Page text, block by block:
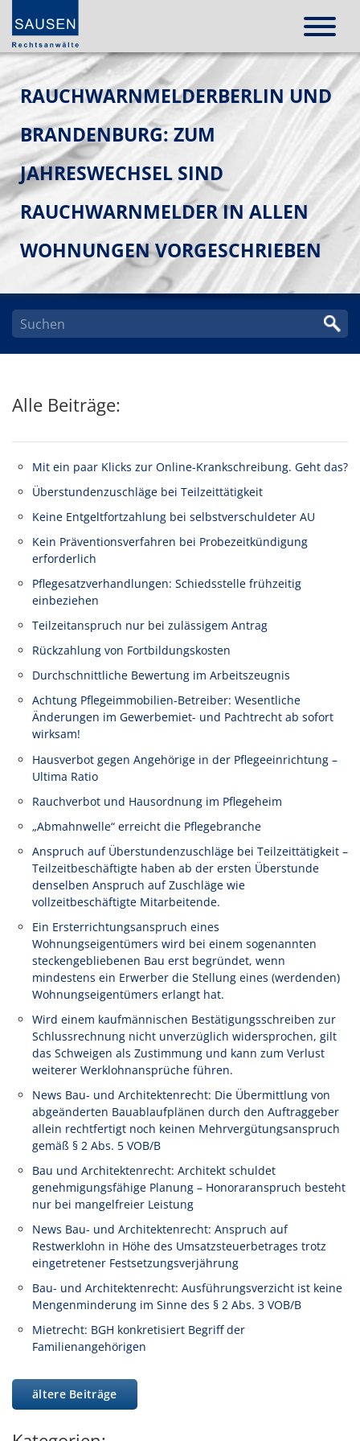
RAUCHWARNMELDERBERLIN UND
BRANDENBURG: ZUM
JAHRESWECHSEL SIND
RAUCHWARNMELDER IN ALLEN
WOHNUNGEN VORGESCHRIEBEN
Alle Beiträge:
Mit ein paar Klicks zur Online-Krankschreibung. Geht das?
Überstundenzuschläge bei Teilzeittätigkeit
Keine Entgeltfortzahlung bei selbstverschuldeter AU
Kein Präventionsverfahren bei Probezeitkündigung
erforderlich
Pflegesatzverhandlungen: Schiedsstelle frühzeitig
einbeziehen
Teilzeitanspruch nur bei zulässigem Antrag
Rückzahlung von Fortbildungskosten
Durchschnittliche Bewertung im Arbeitszeugnis
Achtung Pflegeimmobilien-Betreiber: Wesentliche
Änderungen im Gewerbemiet- und Pachtrecht ab sofort
wirksam!
Hausverbot gegen Angehörige in der Pflegeeinrichtung –
Ultima Ratio
Rauchverbot und Hausordnung im Pflegeheim
„Abmahnwelle“ erreicht die Pflegebranche
Anspruch auf Überstundenzuschläge bei Teilzeittätigkeit –
Teilzeitbeschäftigte haben ab der ersten Überstunde
denselben Anspruch auf Zuschläge wie
vollzeitbeschäftigte Mitarbeitende.
Ein Ersterrichtungsanspruch eines
Wohnungseigentümers wird bei einem sogenannten
steckengebliebenen Bau erst begründet, wenn
mindestens ein Erwerber die Stellung eines (werdenden)
Wohnungseigentümers erlangt hat.
Wird einem kaufmännischen Bestätigungsschreiben zur
Schlussrechnung nicht unverzüglich widersprochen, gilt
das Schweigen als Zustimmung und kann zum Verlust
weiterer Werklohnansprüche führen.
News Bau- und Architektenrecht: Die Übermittlung von
abgeänderten Bauablaufplänen durch den Auftraggeber
allein rechtfertigt noch keinen Mehrvergütungsanspruch
gemäß § 2 Abs. 5 VOB/B
Bau und Architektenrecht: Architekt schuldet
genehmigungsfähige Planung – Honoraranspruch besteht
nur bei mangelfreier Leistung
News Bau- und Architektenrecht: Anspruch auf
Restwerklohn in Höhe des Umsatzsteuerbetrages trotz
eingetretener Festsetzungsverjährung
Bau- und Architektenrecht: Ausführungsverzicht ist keine
Mengenminderung im Sinne des § 2 Abs. 3 VOB/B
Mietrecht: BGH konkretisiert Begriff der
Familienangehörigen
ältere Beiträge